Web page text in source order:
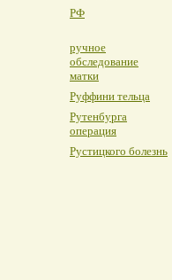
РФ
ручное
обследование
матки
Руффини тельца
Рутенбурга
операция
Рустицкого болезнь